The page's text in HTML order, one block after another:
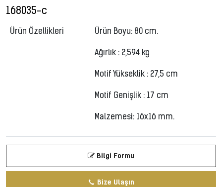
168035-c
Ürün Özellikleri Ürün Boyu: 80 cm.
Ağırlık : 2,594 kg
Motif Yükseklik : 27,5 cm
Motif Genişlik : 17 cm
Malzemesi: 16x16 mm.
Bilgi Formu
Bize Ulaşın